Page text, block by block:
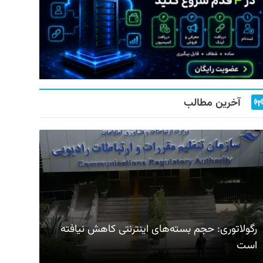
آخرین مطالب
رگولاتوری: حجم بسته‌های اینترنتی کاهش نیافته
است